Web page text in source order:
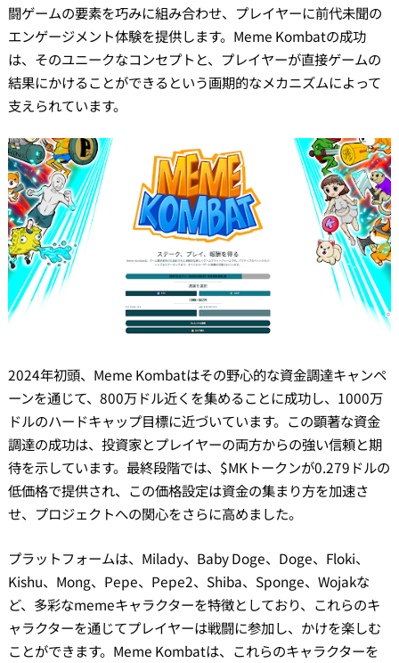
闘ゲームの要素を巧みに組み合わせ、プレイヤーに前代未聞の
エンゲージメント体験を提供します。Meme Kombatの成功
は、そのユニークなコンセプトと、プレイヤーが直接ゲームの
結果にかけることができるという画期的なメカニズムによって
支えられています。
2024年初頭、Meme Kombatはその野心的な資金調達キャンペ
ーンを通じて、800万ドル近くを集めることに成功し、1000万
ドルのハードキャップ目標に近づいています。この顕著な資金
調達の成功は、投資家とプレイヤーの両方からの強い信頼と期
待を示しています。最終段階では、$MKトークンが0.279ドルの
低価格で提供され、この価格設定は資金の集まり方を加速さ
せ、プロジェクトへの関心をさらに高めました。
プラットフォームは、Milady、Baby Doge、Doge、Floki、
Kishu、Mong、Pepe、Pepe2、Shiba、Sponge、Wojakな
ど、多彩なmemeキャラクターを特徴としており、これらのキ
ャラクターを通じてプレイヤーは戦闘に参加し、かけを楽しむ
ことができます。Meme Kombatは、これらのキャラクターを